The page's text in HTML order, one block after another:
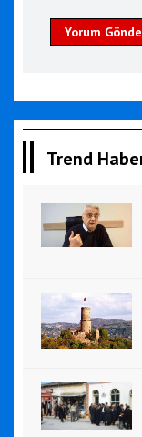
Yorum
Trend